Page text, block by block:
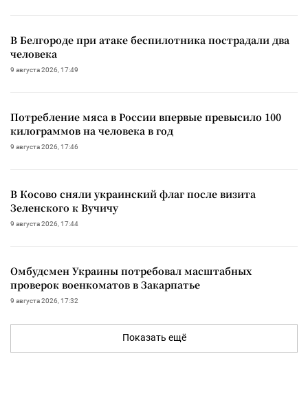
В Белгороде при атаке беспилотника пострадали два
человека
9 августа 2026, 17:49
Потребление мяса в России впервые превысило 100
килограммов на человека в год
9 августа 2026, 17:46
В Косово сняли украинский флаг после визита
Зеленского к Вучичу
9 августа 2026, 17:44
Омбудсмен Украины потребовал масштабных
проверок военкоматов в Закарпатье
9 августа 2026, 17:32
Показать ещё